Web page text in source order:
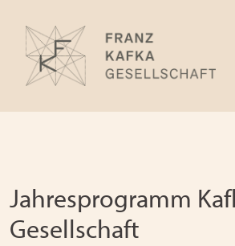
Jahresprogramm
Gesellschaft